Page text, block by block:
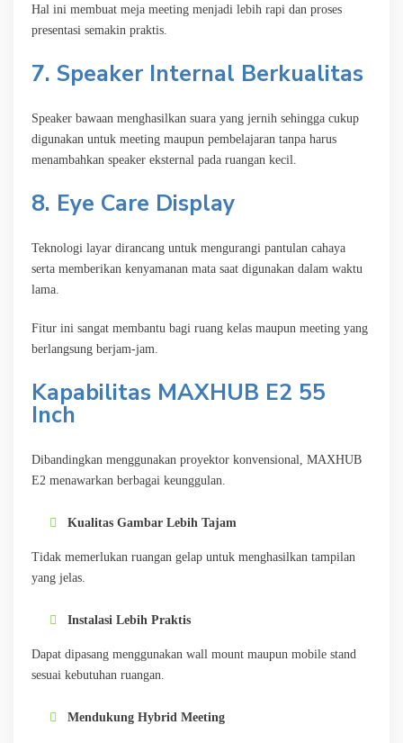
Hal ini membuat meja meeting menjadi lebih rapi dan proses
presentasi semakin praktis.
7. Speaker Internal Berkualitas
Speaker bawaan menghasilkan suara yang jernih sehingga cukup
digunakan untuk meeting maupun pembelajaran tanpa harus
menambahkan speaker eksternal pada ruangan kecil.
8. Eye Care Display
Teknologi layar dirancang untuk mengurangi pantulan cahaya
serta memberikan kenyamanan mata saat digunakan dalam waktu
lama.
Fitur ini sangat membantu bagi ruang kelas maupun meeting yang
berlangsung berjam-jam.
Kapabilitas MAXHUB E2 55
Inch
Dibandingkan menggunakan proyektor konvensional, MAXHUB
E2 menawarkan berbagai keunggulan.
Kualitas Gambar Lebih Tajam
Tidak memerlukan ruangan gelap untuk menghasilkan tampilan
yang jelas.
Instalasi Lebih Praktis
Dapat dipasang menggunakan wall mount maupun mobile stand
sesuai kebutuhan ruangan.
Mendukung Hybrid Meeting